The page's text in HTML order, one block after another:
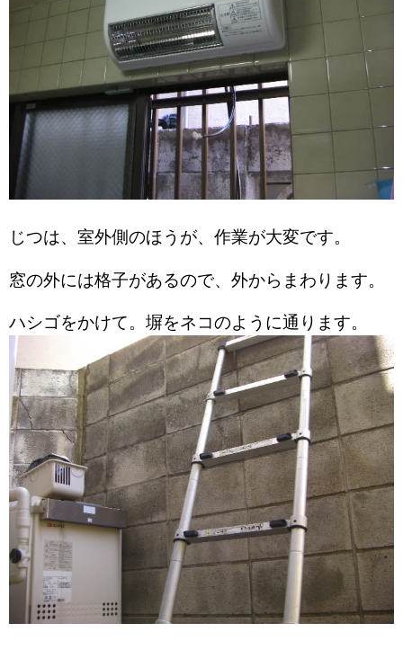
じつは、室外側のほうが、作業が大変です。
窓の外には格子があるので、外からまわります。
ハシゴをかけて。塀をネコのように通ります。